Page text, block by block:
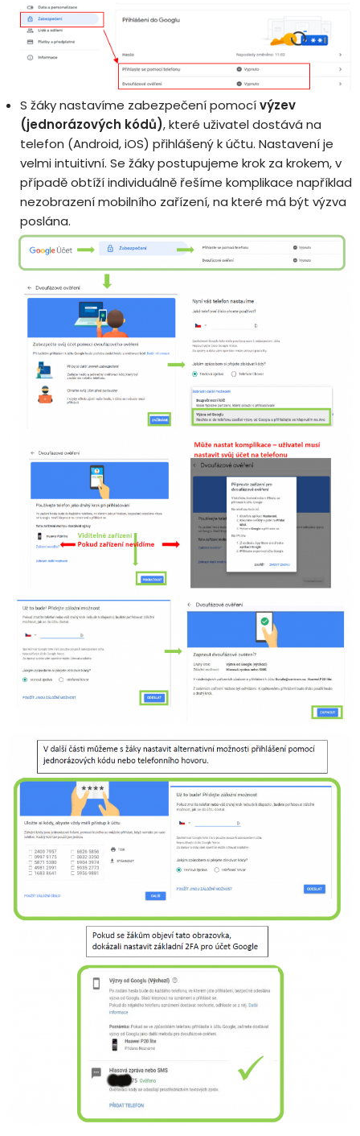
S žáky nastavíme zabezpečení pomocívýzev
(jednorázových kódů), které uživatel dostává na
telefon (Android, iOS) přihlášený k účtu. Nastavení je
velmi intuitivní. Se žáky postupujeme krok za krokem, v
případě obtíží individuálně řešíme komplikace například
nezobrazení mobilního zařízení, na které má být výzva
poslána.